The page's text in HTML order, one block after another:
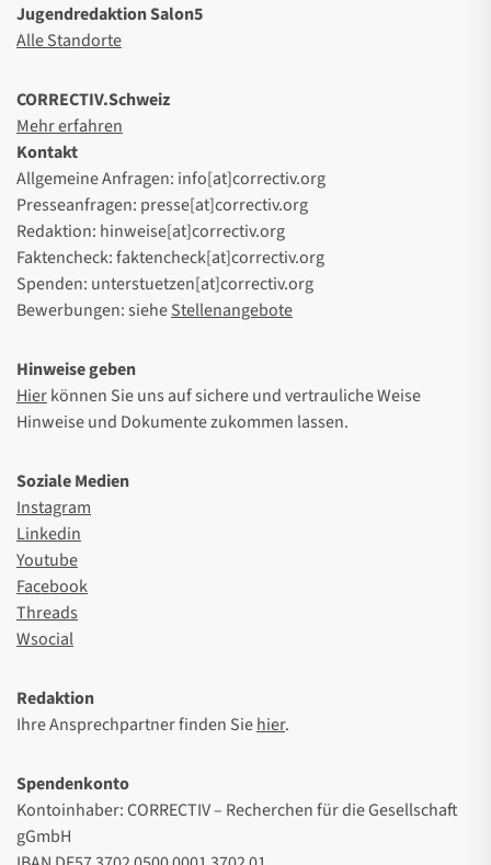
Jugendredaktion Salon5
Alle Standorte
CORRECTIV.Schweiz
Mehr erfahren
Kontakt
Allgemeine Anfragen: info[at]correctiv.org
Presseanfragen: presse[at]correctiv.org
Redaktion: hinweise[at]correctiv.org
Faktencheck: faktencheck[at]correctiv.org
Spenden: unterstuetzen[at]correctiv.org
Bewerbungen: sieheStellenangebote
Hinweise geben
Hierkönnen Sie uns auf sichere und vertrauliche Weise
Hinweise und Dokumente zukommen lassen.
Soziale Medien
Instagram
Linkedin
Youtube
Facebook
Threads
Wsocial
Redaktion
Ihre Ansprechpartner finden Siehier.
Spendenkonto
Kontoinhaber: CORRECTIV – Recherchen für die Gesellschaft
gGmbH